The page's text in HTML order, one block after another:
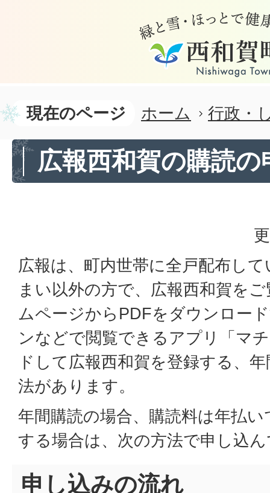
現在のページ ホーム 行政・
広報西和賀の購読の
広報は、町内世帯に全戸配布し
まい以外の方で、広報西和賀を
ムページからPDFをダウンロー
ンなどで閲覧できるアプリ「マ
ドして広報西和賀を登録する、
法があります。
年間購読の場合、購読料は年払
する場合は、次の方法で申し込
申し込みの流れ